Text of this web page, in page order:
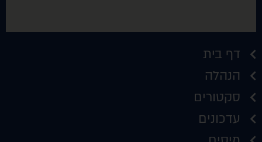
דף בית
הנהלה
סקטורים
עדכונים